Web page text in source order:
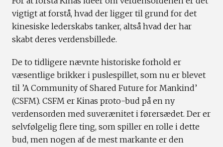
vigtigt at forstå, hvad der ligger til grund for det
kinesiske lederskabs tanker, altså hvad der har
skabt deres verdensbillede.
De to tidligere nævnte historiske forhold er
væsentlige brikker i puslespillet, som nu er blevet
til ’A Community of Shared Future for Mankind’
(CSFM). CSFM er Kinas proto-bud på en ny
verdensorden med suverænitet i førersædet. Der er
selvfølgelig flere ting, som spiller en rolle i dette
bud, men nogen af de mest markante er den